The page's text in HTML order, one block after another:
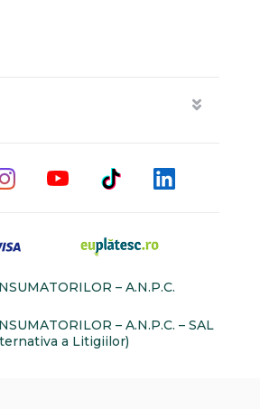
– A.N.P.C.
– A.N.P.C. – SAL
a Litigiilor)